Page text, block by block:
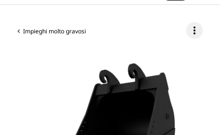
Impieghi molto gravosi more_vert